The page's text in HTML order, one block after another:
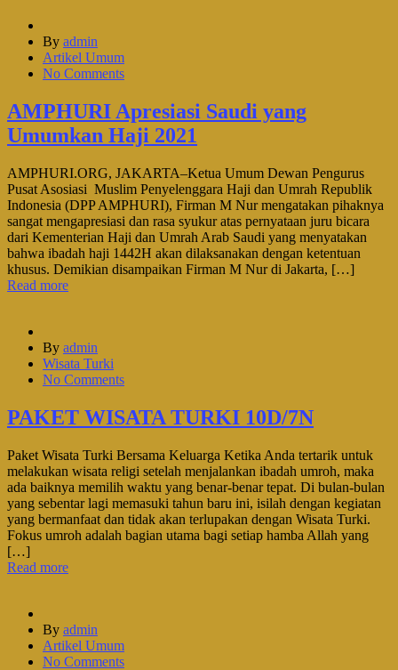
By admin
Artikel Umum
No Comments
AMPHURI Apresiasi Saudi yang
Umumkan Haji 2021
AMPHURI.ORG, JAKARTA–Ketua Umum Dewan Pengurus
Pusat Asosiasi Muslim Penyelenggara Haji dan Umrah Republik
Indonesia (DPP AMPHURI), Firman M Nur mengatakan pihaknya
sangat mengapresiasi dan rasa syukur atas pernyataan juru bicara
dari Kementerian Haji dan Umrah Arab Saudi yang menyatakan
bahwa ibadah haji 1442H akan dilaksanakan dengan ketentuan
khusus. Demikian disampaikan Firman M Nur di Jakarta, […]
Read more
By admin
Wisata Turki
No Comments
PAKET WISATA TURKI 10D/7N
Paket Wisata Turki Bersama Keluarga Ketika Anda tertarik untuk
melakukan wisata religi setelah menjalankan ibadah umroh, maka
ada baiknya memilih waktu yang benar-benar tepat. Di bulan-bulan
yang sebentar lagi memasuki tahun baru ini, isilah dengan kegiatan
yang bermanfaat dan tidak akan terlupakan dengan Wisata Turki.
Fokus umroh adalah bagian utama bagi setiap hamba Allah yang
[…]
Read more
By admin
Artikel Umum
No Comments